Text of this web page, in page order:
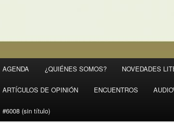
AGENDA ¿QUIÉNES SOMOS? NOVEDADES
ARTÍCULOS DE OPINIÓN ENCUENTROS
#6008 (sin título)